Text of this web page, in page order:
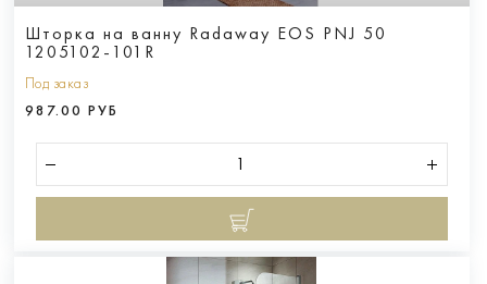
Шторка на ванну Radaway EOS PNJ 50
1205102-101R
Под заказ
987.00 РУБ